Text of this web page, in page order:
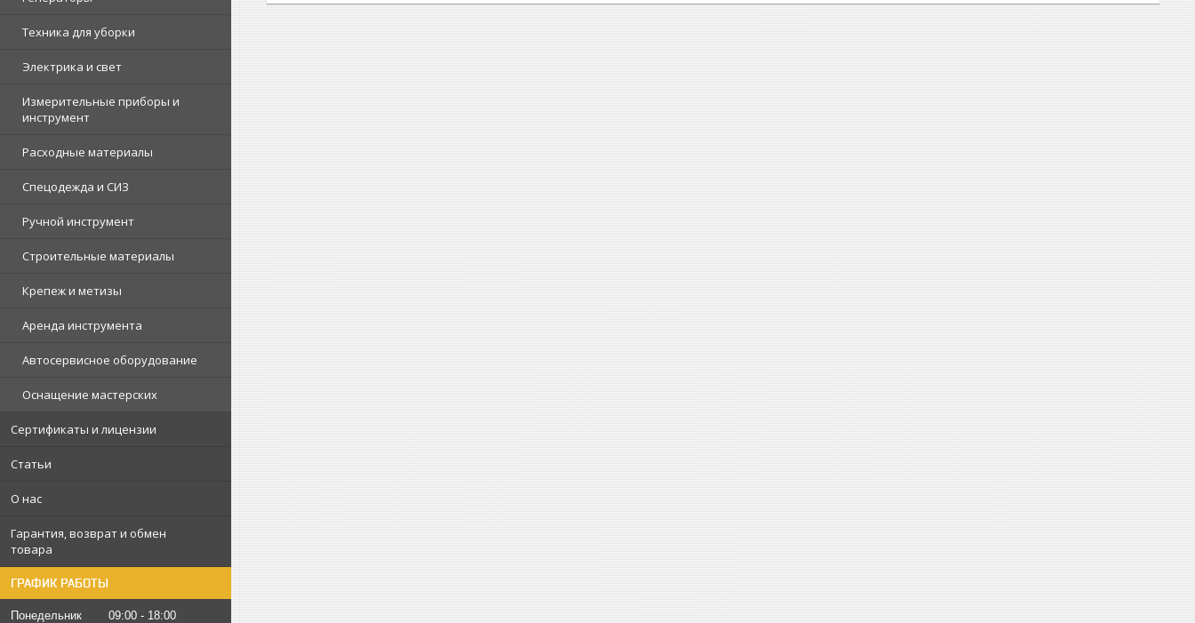
Техника для уборки
Электрика и свет
Измерительные приборы и
инструмент
Расходные материалы
Спецодежда и СИЗ
Ручной инструмент
Строительные материалы
Крепеж и метизы
Аренда инструмента
Автосервисное оборудование
Оснащение мастерских
Сертификаты и лицензии
Статьи
О нас
Гарантия, возврат и обмен
товара
ГРАФИК РАБОТЫ
Понедельник 09:00
18:00